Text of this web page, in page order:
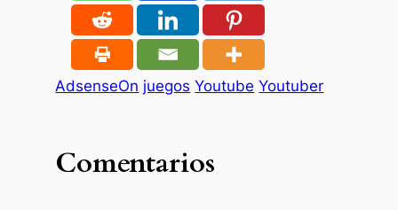
AdsenseOn juegos Youtube Youtuber
Comentarios